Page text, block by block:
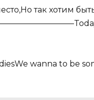
так хотим
I’m
wanna to be